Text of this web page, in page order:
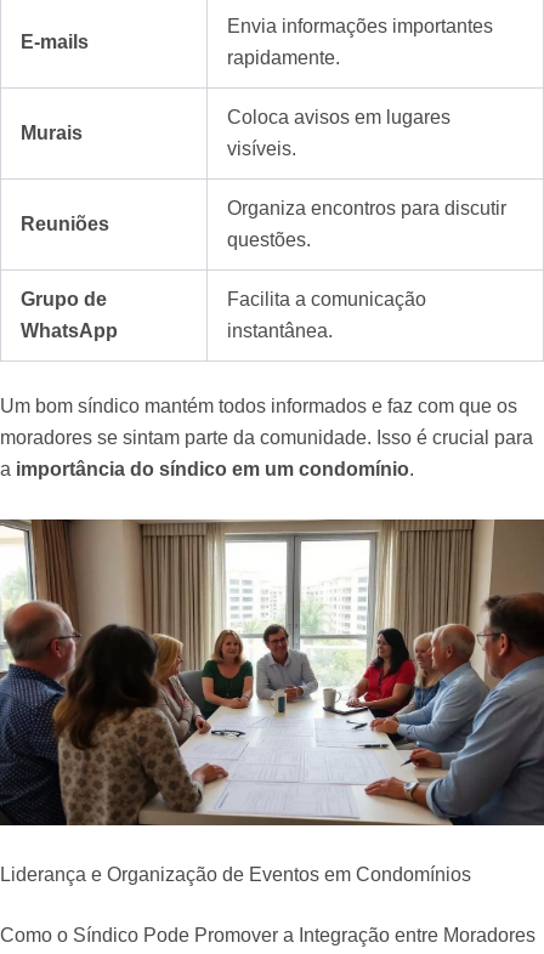
E-mails
Envia informações importantes
rapidamente.
Murais
Coloca avisos em lugares
visíveis.
Reuniões
Organiza encontros para discutir
questões.
Grupo de
WhatsApp
Facilita a comunicação
instantânea.
Um bom síndico mantém todos informados e faz com que os
moradores se sintam parte da comunidade. Isso é crucial para
a importância do síndico em um condomínio.
Liderança e Organização de Eventos em Condomínios
Como o Síndico Pode Promover a Integração entre Moradores